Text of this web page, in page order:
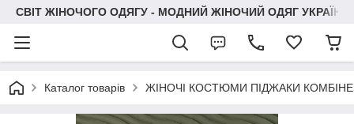
СВІТ ЖІНОЧОГО ОДЯГУ - МОДНИЙ ЖІНОЧИЙ ОДЯГ УКРАЇНИ
Каталог товарів ЖІНОЧІ КОСТЮМИ ПІДЖАКИ